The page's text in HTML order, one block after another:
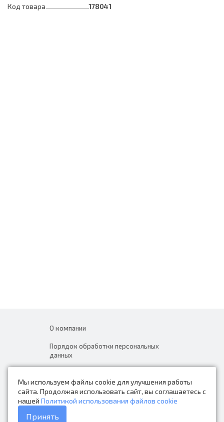
Мы используем файлы cookie для улучшения работы
сайта. Продолжая использовать сайт, вы соглашаетесь с
нашей Политикой использования файлов cookie
Принять
Код товара
178041
О компании
Порядок обработки персональных
данных
Контакты
Каталог товаров